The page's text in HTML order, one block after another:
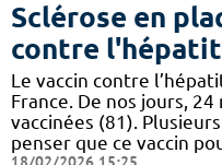
Sclérose en
contre
Le vaccin contre
France. De nos jours,
vaccinées (81).
penser que ce vaccin